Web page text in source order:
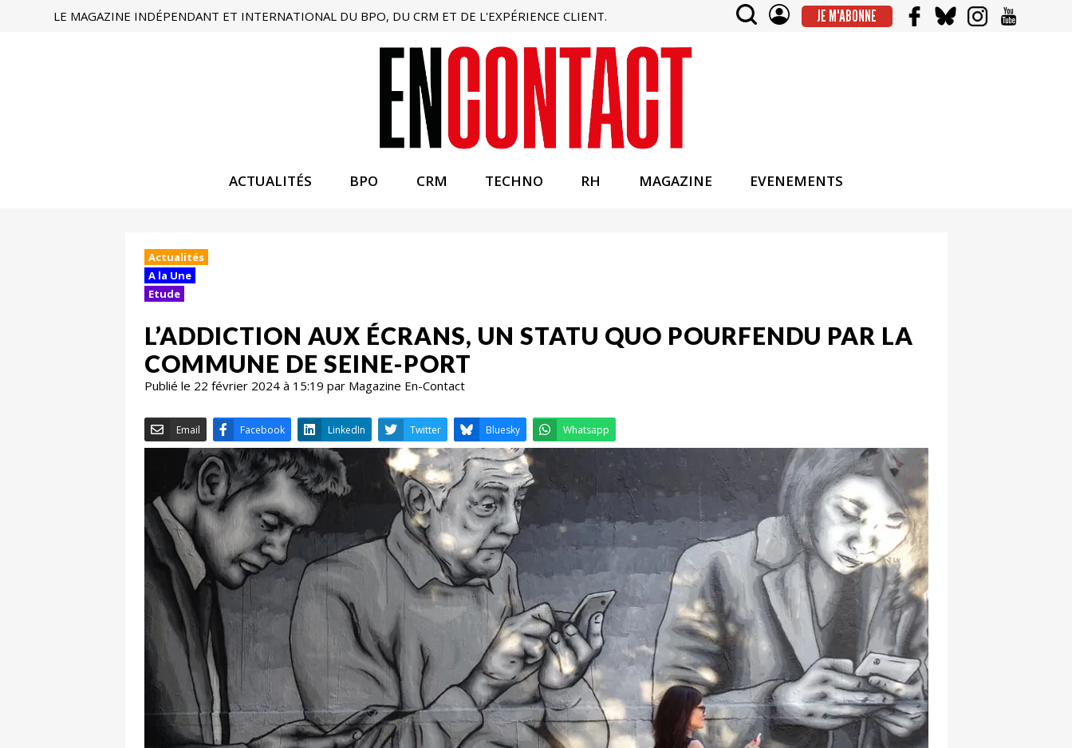
LE MAGAZINE INDÉPENDANT ET INTERNATIONAL DU BPO, DU CRM ET DE L'EXPÉRIENCE CLIENT. JE M'ABONNE
ACTUALITÉS BPO CRM TECHNO RH MAGAZINE EVENEMENTS
Actualités
A la Une
Etude
L’ADDICTION AUX ÉCRANS, UN STATU QUO POURFENDU PAR LA
COMMUNE DE SEINE-PORT
Publié le 22 février 2024 à 15:19 par Magazine En-Contact
Email Facebook LinkedIn Twitter Bluesky Whatsapp